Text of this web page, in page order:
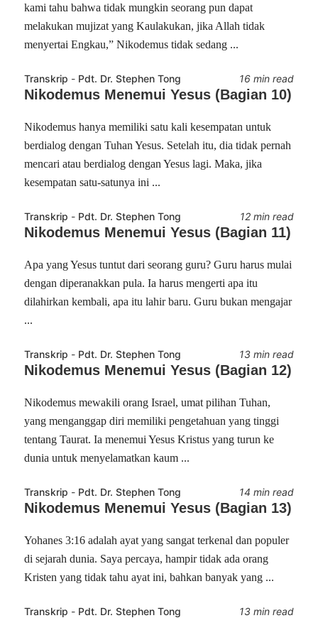
kami tahu bahwa tidak mungkin seorang pun dapat
melakukan mujizat yang Kaulakukan, jika Allah tidak
menyertai Engkau,” Nikodemus tidak sedang ...
Transkrip - Pdt. Dr. Stephen Tong 16 min read
Nikodemus Menemui Yesus (Bagian 10)
Nikodemus hanya memiliki satu kali kesempatan untuk
berdialog dengan Tuhan Yesus. Setelah itu, dia tidak pernah
mencari atau berdialog dengan Yesus lagi. Maka, jika
kesempatan satu-satunya ini ...
Transkrip - Pdt. Dr. Stephen Tong 12 min read
Nikodemus Menemui Yesus (Bagian 11)
Apa yang Yesus tuntut dari seorang guru? Guru harus mulai
dengan diperanakkan pula. Ia harus mengerti apa itu
dilahirkan kembali, apa itu lahir baru. Guru bukan mengajar
...
Transkrip - Pdt. Dr. Stephen Tong 13 min read
Nikodemus Menemui Yesus (Bagian 12)
Nikodemus mewakili orang Israel, umat pilihan Tuhan,
yang menganggap diri memiliki pengetahuan yang tinggi
tentang Taurat. Ia menemui Yesus Kristus yang turun ke
dunia untuk menyelamatkan kaum ...
Transkrip - Pdt. Dr. Stephen Tong 14 min read
Nikodemus Menemui Yesus (Bagian 13)
Yohanes 3:16 adalah ayat yang sangat terkenal dan populer
di sejarah dunia. Saya percaya, hampir tidak ada orang
Kristen yang tidak tahu ayat ini, bahkan banyak yang ...
Transkrip - Pdt. Dr. Stephen Tong 13 min read